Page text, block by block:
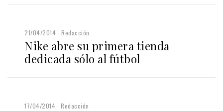
21/04/2014 Redacción
Nike abre su primera tienda
dedicada sólo al fútbol
17/04/2014 Redacción